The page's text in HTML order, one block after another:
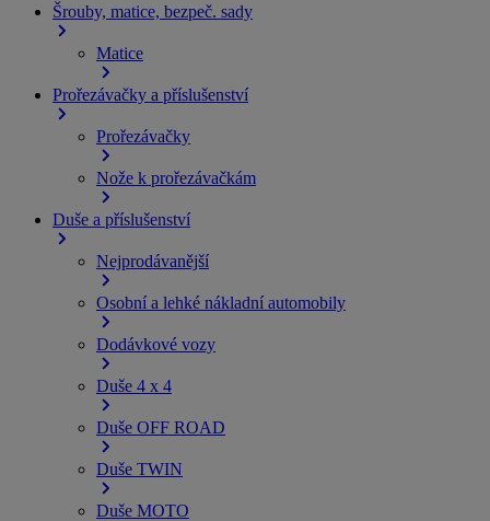
Šrouby, matice, bezpeč. sady
Matice
Prořezávačky a příslušenství
Prořezávačky
Nože k prořezávačkám
Duše a příslušenství
Nejprodávanější
Osobní a lehké nákladní automobily
Dodávkové vozy
Duše 4 x 4
Duše OFF ROAD
Duše TWIN
Duše MOTO